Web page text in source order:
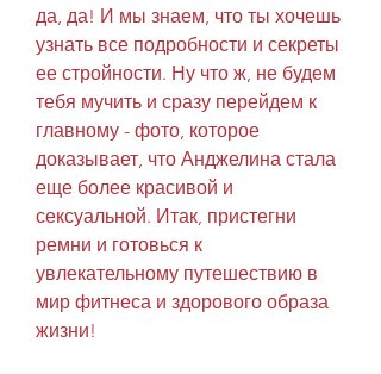
да, да! И мы знаем, что ты хочешь
узнать все подробности и секреты
ее стройности. Ну что ж, не будем
тебя мучить и сразу перейдем к
главному - фото, которое
доказывает, что Анджелина стала
еще более красивой и
сексуальной. Итак, пристегни
ремни и готовься к
увлекательному путешествию в
мир фитнеса и здорового образа
жизни!